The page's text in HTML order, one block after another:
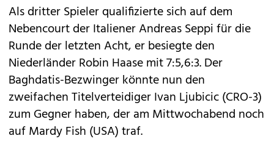
Als dritter Spieler qualifizierte sich auf dem
Nebencourt der Italiener Andreas Seppi für die
Runde der letzten Acht, er besiegte den
Niederländer Robin Haase mit 7:5,6:3. Der
Baghdatis-Bezwinger könnte nun den
zweifachen Titelverteidiger Ivan Ljubicic (CRO-3)
zum Gegner haben, der am Mittwochabend noch
auf Mardy Fish (USA) traf.